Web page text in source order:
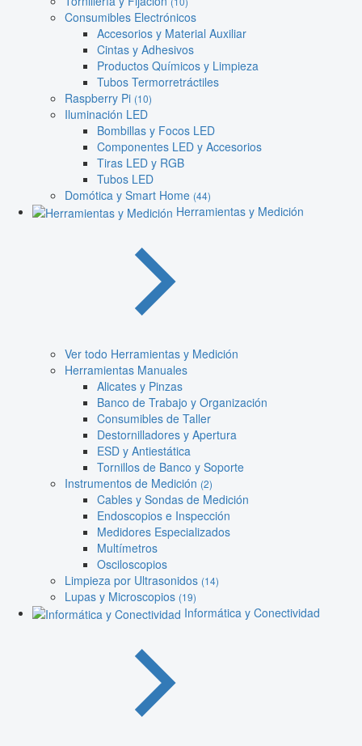
Consumibles Electrónicos
Accesorios y Material Auxiliar
Cintas y Adhesivos
Productos Químicos y Limpieza
Tubos Termorretráctiles
Raspberry Pi (10)
Iluminación LED
Bombillas y Focos LED
Componentes LED y Accesorios
Tiras LED y RGB
Tubos LED
Domótica y Smart Home (44)
Herramientas y Medición
Ver todo Herramientas y Medición
Herramientas Manuales
Alicates y Pinzas
Banco de Trabajo y Organización
Consumibles de Taller
Destornilladores y Apertura
ESD y Antiestática
Tornillos de Banco y Soporte
Instrumentos de Medición (2)
Cables y Sondas de Medición
Endoscopios e Inspección
Medidores Especializados
Multímetros
Osciloscopios
Limpieza por Ultrasonidos (14)
Lupas y Microscopios (19)
Informática y Conectividad